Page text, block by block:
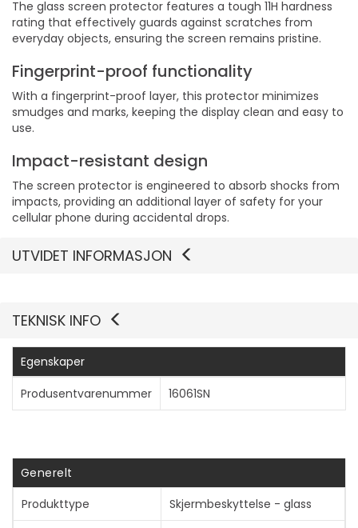
The glass screen protector features a tough 11H hardness
rating that effectively guards against scratches from
everyday objects, ensuring the screen remains pristine.
Fingerprint-proof functionality
With a fingerprint-proof layer, this protector minimizes
smudges and marks, keeping the display clean and easy to
use.
Impact-resistant design
The screen protector is engineered to absorb shocks from
impacts, providing an additional layer of safety for your
cellular phone during accidental drops.
UTVIDET INFORMASJON
TEKNISK INFO
Egenskaper
Produsentvarenummer
16061SN
Generelt
Produkttype
Skjermbeskyttelse - glass